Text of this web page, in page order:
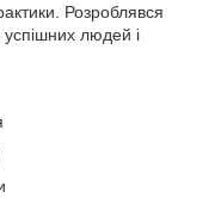
Розроблявся
успішних людей і